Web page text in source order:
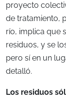
proyecto
de tratamiento,
río, implica que
residuos, y se
pero sí en un
detalló.
Los residuos